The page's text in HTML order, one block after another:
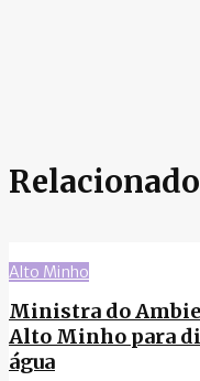
Relacionado
Alto Minho
Ministra do
Alto Minho para
água